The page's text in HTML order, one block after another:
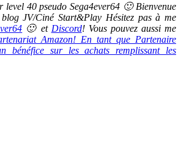
level 40 pseudo Sega4ever64 🙂 Bienvenue
JV/Ciné Start&Play Hésitez pas à me
🙂 et Discord! Vous pouvez aussi me
Amazon! En tant que Partenaire
bénéfice sur les achats remplissant les